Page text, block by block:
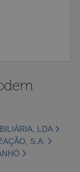
LDA
S.A.